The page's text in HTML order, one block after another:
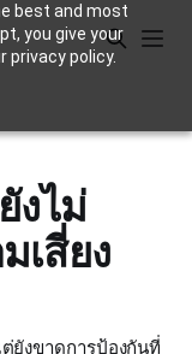
best and most
you give your
privacy policy.
งไม่
เสี่ยง
ยังขาดการป้องกันที่